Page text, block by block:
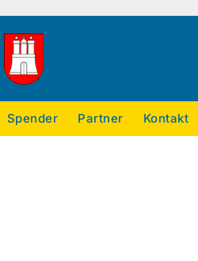
Spender Partner Kontakt